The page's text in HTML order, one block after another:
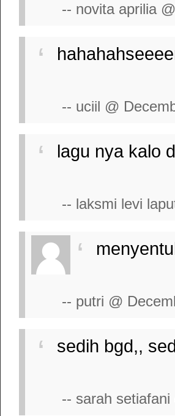
-- novita aprilia
-- uciil @
lagu nya kalo
-- laksmi levi
-- putri @
sedih bgd,,
-- sarah